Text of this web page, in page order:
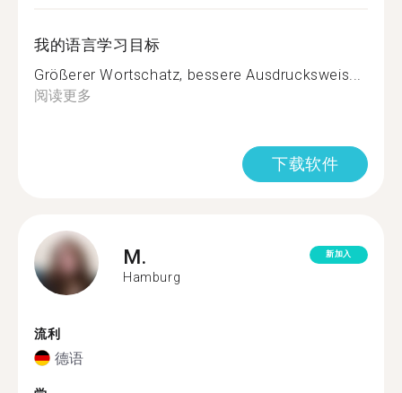
我的语言学习目标
Größerer Wortschatz, bessere Ausdrucksweis...
阅读更多
下载软件
M.
Hamburg
新加入
流利
德语